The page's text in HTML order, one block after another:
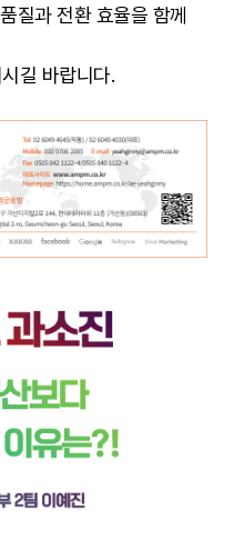
질과 전환 효율을 함께
길 바랍니다.